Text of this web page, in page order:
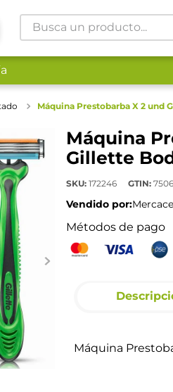
Busca un producto...
Máquina Prestobarba X 2 und
Máquina
Gillette
SKU: 172246 GTIN:
Vendido por:
Métodos de pago
Máquina